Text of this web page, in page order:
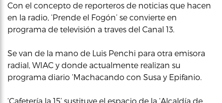
Con el concepto de reporteros de noticias que hacen
en la radio, ‘Prende el Fogón’ se convierte en
programa de televisión a traves del Canal 13.
Se van de la mano de Luis Penchi para otra emisora
radial, WIAC y donde actualmente realizan su
programa diario ‘Machacando con Susa y Epifanio.
‘Cafetería la 15’ sustituye el espacio de la ‘Alcaldía de